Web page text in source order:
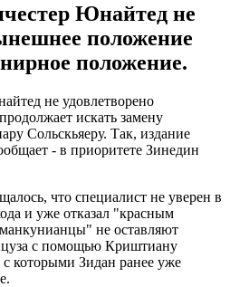
Юнайтед не
положение
положение.
не удовлетворено
искать замену
Сольскьяеру. Так, издание
- в приоритете Зинедин
что специалист не уверен в
и уже отказал "красным
не оставляют
с помощью Криштиану
которыми Зидан ранее уже